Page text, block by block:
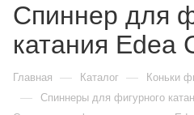
Спиннер для
катания Edea
Главная — Каталог — Коньки
— Спиннеры для фигурного